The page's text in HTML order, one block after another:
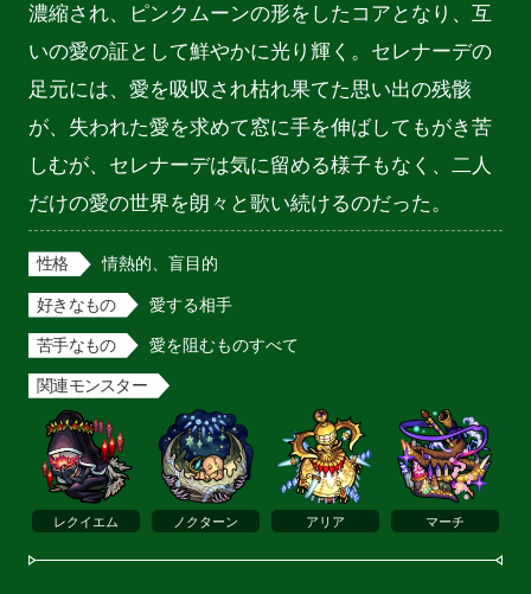
濃縮され、ピンクムーンの形をしたコアとなり、互
いの愛の証として鮮やかに光り輝く。セレナーデの
足元には、愛を吸収され枯れ果てた思い出の残骸
が、失われた愛を求めて窓に手を伸ばしてもがき苦
しむが、セレナーデは気に留める様子もなく、二人
だけの愛の世界を朗々と歌い続けるのだった。
性格 情熱的、盲目的
好きなもの 愛する相手
苦手なもの 愛を阻むものすべて
関連モンスター
レクイエム ノクターン アリア マーチ